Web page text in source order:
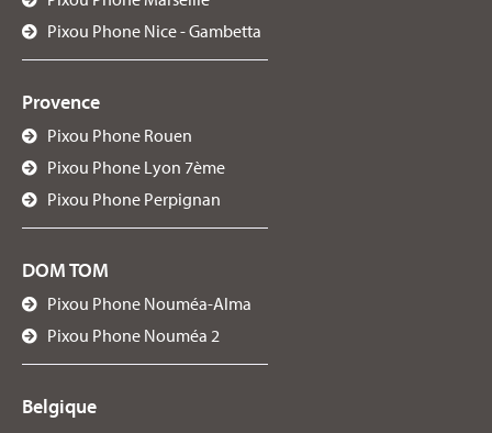
Pixou Phone Nice - Gambetta
Provence
Pixou Phone Rouen
Pixou Phone Lyon 7ème
Pixou Phone Perpignan
DOM TOM
Pixou Phone Nouméa-Alma
Pixou Phone Nouméa 2
Belgique